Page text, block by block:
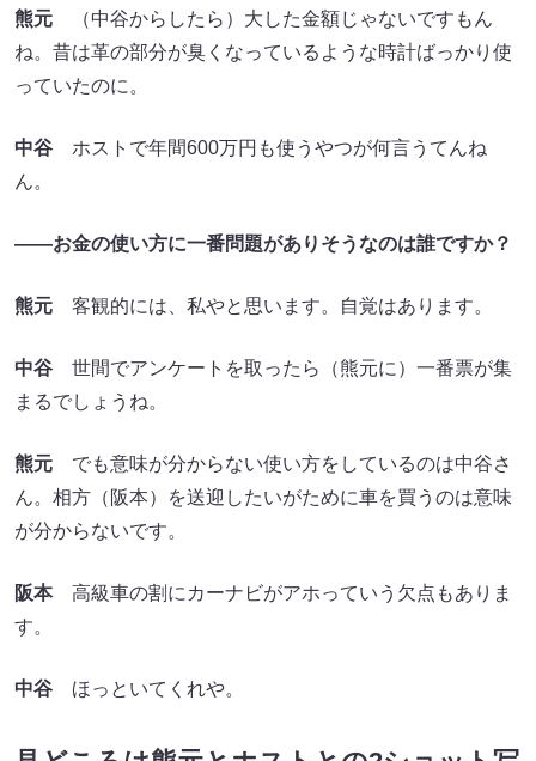
熊元 （中谷からしたら）大した金額じゃないですもん
ね。昔は革の部分が臭くなっているような時計ばっかり使
っていたのに。
中谷 ホストで年間600万円も使うやつが何言うてんね
ん。
――お金の使い方に一番問題がありそうなのは誰ですか？
熊元 客観的には、私やと思います。自覚はあります。
中谷 世間でアンケートを取ったら（熊元に）一番票が集
まるでしょうね。
熊元 でも意味が分からない使い方をしているのは中谷さ
ん。相方（阪本）を送迎したいがために車を買うのは意味
が分からないです。
阪本高級車の割にカーナビがアホっていう欠点もありま
す。
中谷 ほっといてくれや。